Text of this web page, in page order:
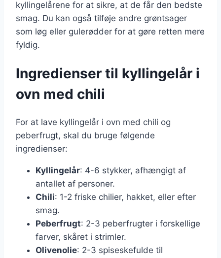
kyllingelårene for at sikre, at de får den bedste
smag. Du kan også tilføje andre grøntsager
som løg eller gulerødder for at gøre retten mere
fyldig.
Ingredienser til kyllingelår i
ovn med chili
For at lave kyllingelår i ovn med chili og
peberfrugt, skal du bruge følgende
ingredienser:
Kyllingelår: 4-6 stykker, afhængigt af
antallet af personer.
Chili: 1-2 friske chilier, hakket, eller efter
smag.
Peberfrugt: 2-3 peberfrugter i forskellige
farver, skåret i strimler.
Olivenolie: 2-3 spiseskefulde til